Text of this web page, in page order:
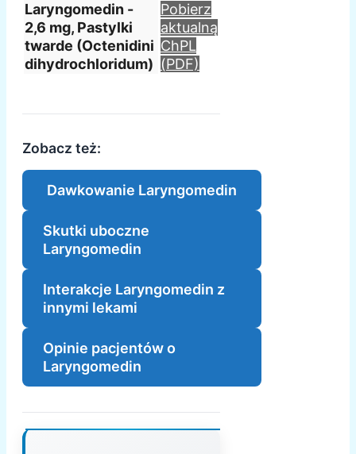
Laryngomedin -
2,6 mg, Pastylki
twarde (Octenidini
dihydrochloridum)
Pobierz
aktualną
ChPL
(PDF)
Zobacz też:
Dawkowanie Laryngomedin
Skutki uboczne
Laryngomedin
Interakcje Laryngomedin z
innymi lekami
Opinie pacjentów o
Laryngomedin